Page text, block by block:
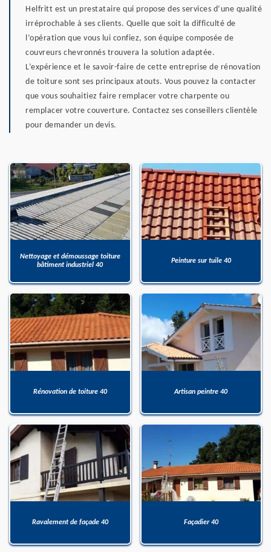
Helfritt est un prestataire qui propose des services d’une qualité
irréprochable à ses clients. Quelle que soit la difficulté de
l’opération que vous lui confiez, son équipe composée de
couvreurs chevronnés trouvera la solution adaptée.
L’expérience et le savoir-faire de cette entreprise de rénovation
de toiture sont ses principaux atouts. Vous pouvez la contacter
que vous souhaitiez faire remplacer votre charpente ou
remplacer votre couverture. Contactez ses conseillers clientèle
pour demander un devis.
Nettoyage et démoussage toiture
bâtiment industriel 40
Peinture sur tuile 40
Rénovation de toiture 40 Artisan peintre 40
Ravalement de façade 40 Façadier 40